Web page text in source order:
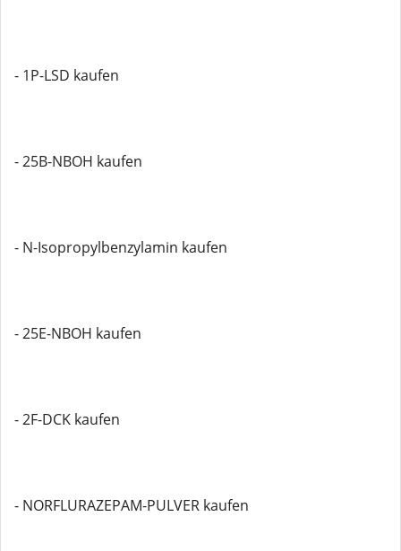
- 1P-LSD kaufen
- 25B-NBOH kaufen
- N-Isopropylbenzylamin kaufen
- 25E-NBOH kaufen
- 2F-DCK kaufen
- NORFLURAZEPAM-PULVER kaufen